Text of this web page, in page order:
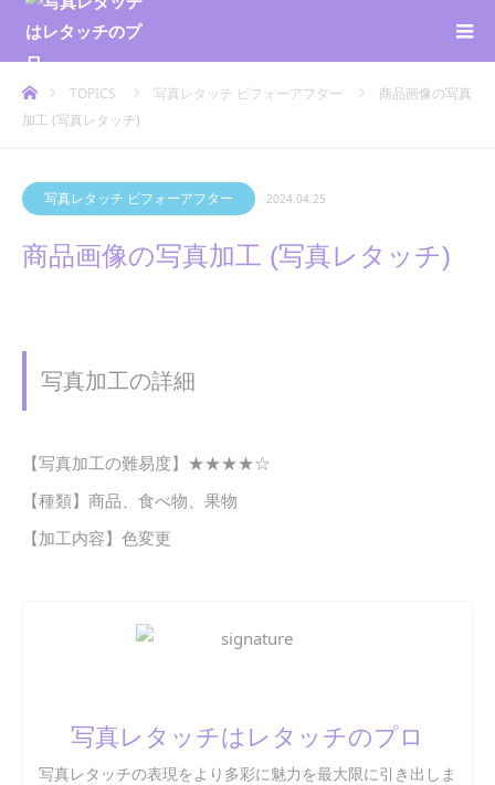
ホームTOPICS 写真レタッチ ビフォーアフター
商品画像の写真
加工 (写真レタッチ)
写真レタッチ ビフォーアフター 2024.04.25
商品画像の写真加工 (写真レタッチ)
写真加工の詳細
【写真加工の難易度】★★★★☆
【種類】商品、食べ物、果物
【加工内容】色変更
写真レタッチはレタッチのプロ
写真レタッチの表現をより多彩に魅力を最大限に引き出しま